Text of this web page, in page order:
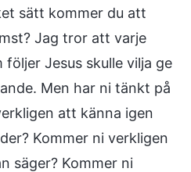
sätt kommer du att
Jag tror att varje
Jesus skulle vilja ge
Men har ni tänkt på
att känna igen
Kommer ni verkligen
säger? Kommer ni